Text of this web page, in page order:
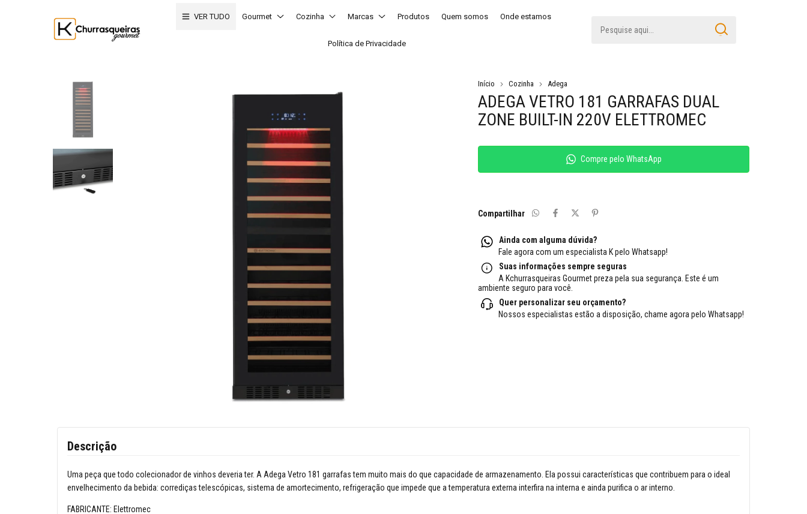
VER TUDO Gourmet Cozinha Marcas Produtos Quem somos Onde estamos
Política de Privacidade
Início Cozinha Adega
ADEGA VETRO 181 GARRAFAS DUAL
ZONE BUILT-IN 220V ELETTROMEC
Compre pelo WhatsApp
Compartilhar
Ainda com alguma dúvida?
Fale agora com um especialista K pelo Whatsapp!
Suas informações sempre seguras
A Kchurrasqueiras Gourmet preza pela sua segurança. Este é um
ambiente seguro para você.
Quer personalizar seu orçamento?
Nossos especialistas estão a disposição, chame agora pelo Whatsapp!
Descrição
Uma peça que todo colecionador de vinhos deveria ter. A Adega Vetro 181 garrafas tem muito mais do que capacidade de armazenamento. Ela possui características que contribuem para o ideal
envelhecimento da bebida: corrediças telescópicas, sistema de amortecimento, refrigeração que impede que a temperatura externa interfira na interna e ainda purifica o ar interno.
FABRICANTE: Elettromec